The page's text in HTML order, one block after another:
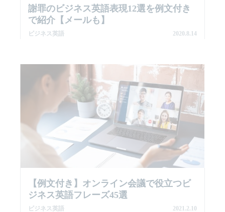
謝罪のビジネス英語表現12選を例文付き
で紹介【メールも】
ビジネス英語 2020.8.14
【例文付き】オンライン会議で役立つビ
ジネス英語フレーズ45選
ビジネス英語 2021.2.10